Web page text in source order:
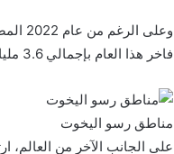
فاخر هذا العام بإجمالي 3.6 مليار يورو (3.8 مليار دولار).
مناطق رسو اليخوت